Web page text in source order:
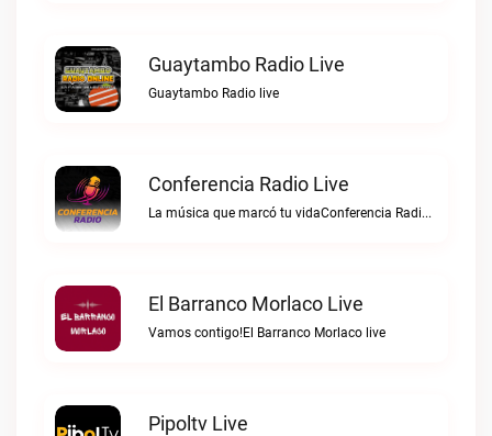
Guaytambo Radio Live
Guaytambo Radio live
Conferencia Radio Live
La música que marcó tu vidaConferencia Radio live
El Barranco Morlaco Live
Vamos contigo!El Barranco Morlaco live
Pipoltv Live